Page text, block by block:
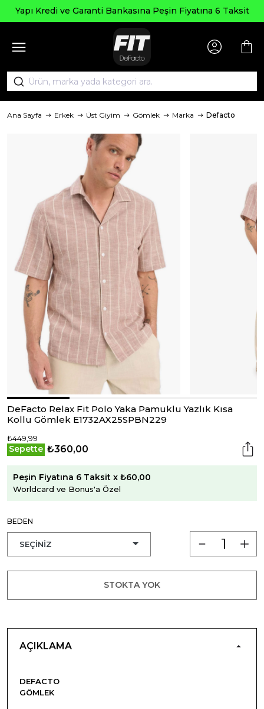
Yapı Kredi ve Garanti Bankasına Peşin Fiyatına 6 Taksit
Ana Sayfa Erkek Üst Giyim Gömlek Marka Defacto
DeFacto Relax Fit Polo Yaka Pamuklu Yazlık Kısa
Kollu Gömlek E1732AX25SPBN229
₺449,99
Sepette ₺360,00
Peşin Fiyatına 6 Taksit x ₺60,00
Worldcard ve Bonus'a Özel
BEDEN
STOKTA YOK
AÇIKLAMA
DEFACTO
GÖMLEK